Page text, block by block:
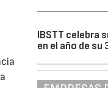
IBSTT celebra
en el año de